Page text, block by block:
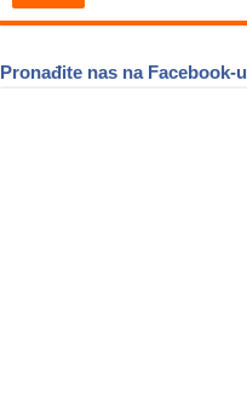
Pronađite nas na Facebook-u